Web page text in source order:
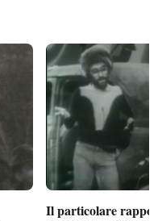
Il particolare